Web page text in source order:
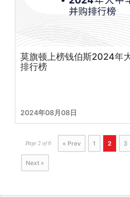
莫旗顿上榜钱伯斯2024年
排行榜
2024年08月08日
Page 2 of 6 « Prev 1 2 3
Next »